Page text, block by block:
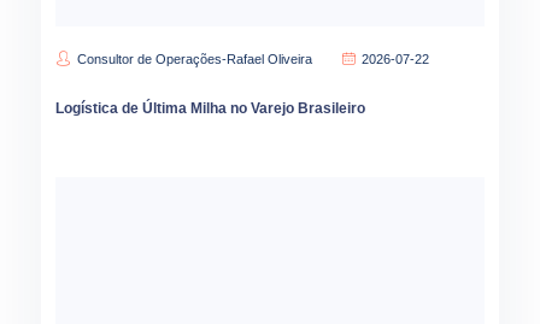
Consultor de Operações-Rafael Oliveira 2026-07-22
Logística de Última Milha no Varejo Brasileiro